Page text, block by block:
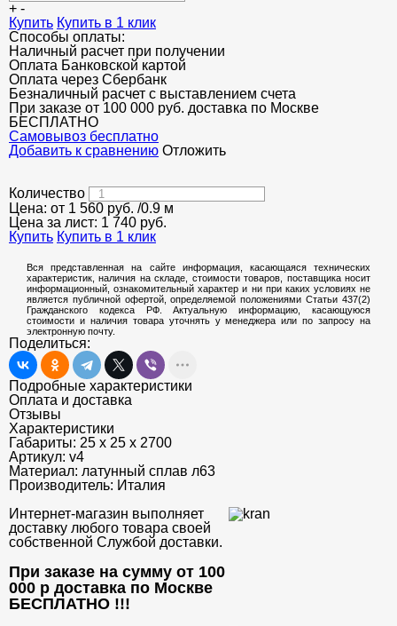
АКЦИИ
НЕДОРОГОЙ МЕТАЛЛОПРОКАТ
+ -
Купить Купить в 1 клик
Способы оплаты:
Наличный расчет при получении
Оплата Банковской картой
Оплата через Сбербанк
Безналичный расчет с выставлением счета
При заказе от 100 000 руб. доставка по Москве
БЕСПЛАТНО
Cамовывоз бесплатно
Добавить к сравнению Отложить
Количество
Цена: от 1 560 руб. /0.9 м
Цена за лист: 1 740 руб.
Купить Купить в 1 клик
Вся представленная на сайте информация, касающаяся технических
характеристик, наличия на складе, стоимости товаров, поставщика носит
информационный, ознакомительный характер и ни при каких условиях не
является публичной офертой, определяемой положениями Статьи 437(2)
Гражданского кодекса РФ. Актуальную информацию, касающуюся
стоимости и наличия товара уточнять у менеджера или по запросу на
электронную почту.
Поделиться:
Подробные характеристики
Оплата и доставка
Отзывы
Характеристики
Габариты: 25 х 25 х 2700
Артикул: v4
Материал: латунный сплав л63
Производитель: Италия
Интернет-магазин выполняет
доставку любого товара своей
собственной Службой доставки.
При заказе на сумму от 100
000 р доставка по Москве
БЕСПЛАТНО !!!